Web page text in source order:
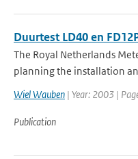
Duurtest LD40 en
The Royal Netherlands
planning the installation
Wiel Wauben | Year: 2003 |
Publication